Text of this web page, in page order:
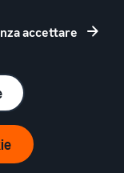
accettare